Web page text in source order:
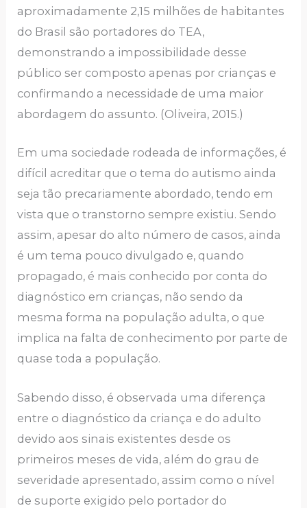
aproximadamente 2,15 milhões de habitantes
do Brasil são portadores do TEA,
demonstrando a impossibilidade desse
público ser composto apenas por crianças e
confirmando a necessidade de uma maior
abordagem do assunto. (Oliveira, 2015.)
Em uma sociedade rodeada de informações, é
difícil acreditar que o tema do autismo ainda
seja tão precariamente abordado, tendo em
vista que o transtorno sempre existiu. Sendo
assim, apesar do alto número de casos, ainda
é um tema pouco divulgado e, quando
propagado, é mais conhecido por conta do
diagnóstico em crianças, não sendo da
mesma forma na população adulta, o que
implica na falta de conhecimento por parte de
quase toda a população.
Sabendo disso, é observada uma diferença
entre o diagnóstico da criança e do adulto
devido aos sinais existentes desde os
primeiros meses de vida, além do grau de
severidade apresentado, assim como o nível
de suporte exigido pelo portador do